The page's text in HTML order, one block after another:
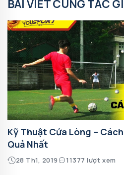
BÀI VIẾT CÙNG TÁC
Kỹ Thuật Cứa Lòng –
Quả Nhất
28 Th1, 2019 11377 lượt xem